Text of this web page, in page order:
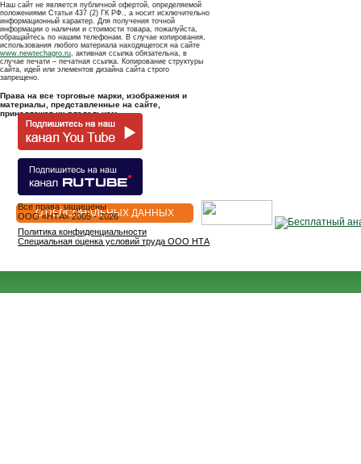
Наш сайт не является публичной офертой, определяемой
положениями Статьи 437 (2) ГК РФ., а носит исключительно
информационный характер. Для получения точной
информации о наличии и стоимости товара, пожалуйста,
обращайтесь по нашим телефонам. В случае копирования,
использования любого материала находящегося на сайте
www.newtechagro.ru, активная ссылка обязательна, в
случае печати – печатная ссылка. Копирование структуры
сайта, идей или элементов дизайна сайта строго
запрещено.
Права на все торговые марки, изображения и
материалы, представленные на сайте,
принадлежат их владельцам.
О ПЕРСОНАЛЬНЫХ ДАННЫХ
Все права защищены
OOO «НТА» 2005 - 2026
Политика конфиденциальности
Специальная оценка условий труда ООО НТА